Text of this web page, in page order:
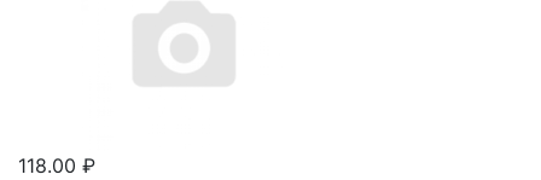
118.00 ₽